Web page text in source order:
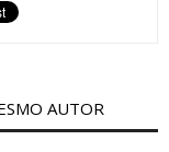
AUTOR